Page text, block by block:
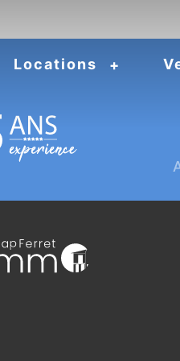
Locations